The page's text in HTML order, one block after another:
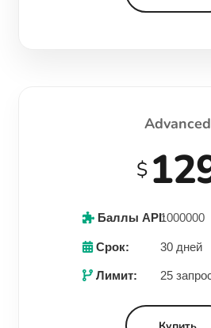
Advanced
$
Баллы API:1000000
Срок: 30 дней
Лимит: 25